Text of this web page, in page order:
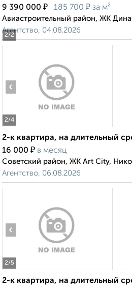
2/2
9 390 000 ₽ 185 700 ₽ за м²
Авиастроительный район, ЖК
Агентство, 04.08.2026
2/4
‹
2-к квартира, на длительный
16 000 ₽ в месяц
Советский район, ЖК Art City,
Агентство, 06.08.2026
2/5
‹
2-к квартира, на длительный